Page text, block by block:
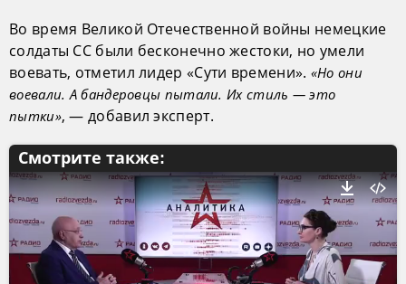
Во время Великой Отечественной войны немецкие
солдаты СС были бесконечно жестоки, но умели
воевать, отметил лидер «Сути времени». «Но они
воевали. А бандеровцы пытали. Их стиль — это
пытки», — добавил эксперт.
Смотрите также: